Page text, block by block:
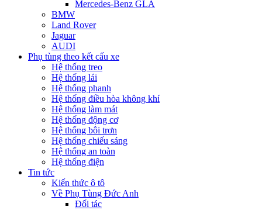
Mercedes-Benz GLA
BMW
Land Rover
Jaguar
AUDI
Phụ tùng theo kết cấu xe
Hệ thống treo
Hệ thống lái
Hệ thống phanh
Hệ thống điều hòa không khí
Hệ thống làm mát
Hệ thống động cơ
Hệ thống bôi trơn
Hệ thống chiếu sáng
Hệ thống an toàn
Hệ thống điện
Tin tức
Kiến thức ô tô
Về Phụ Tùng Đức Anh
Đối tác